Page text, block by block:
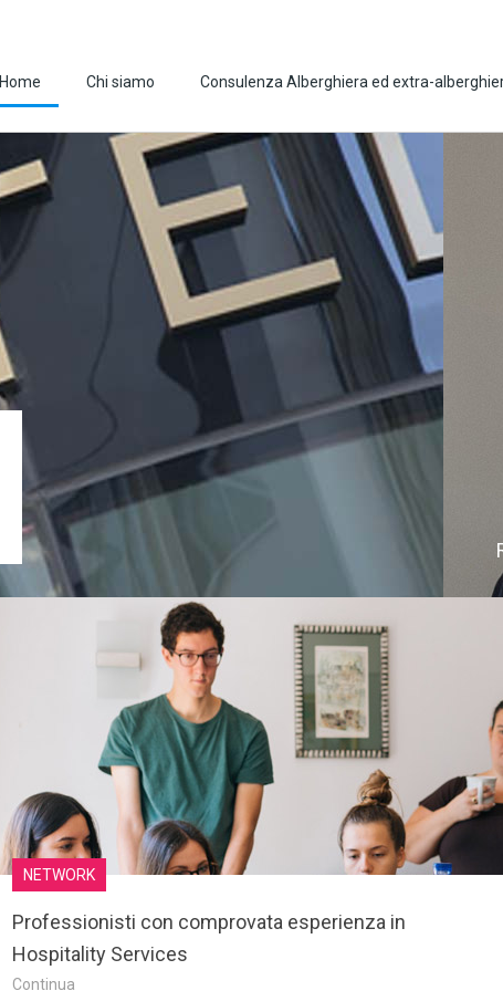
Home Chi siamo Consulenza Alberghiera ed extra-
NETWORK
Professionisti con comprovata esperienza in
Hospitality Services
Continua